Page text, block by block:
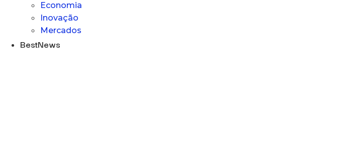
Economia
Inovação
Mercados
BestNews